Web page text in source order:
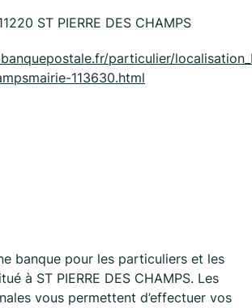
ST PIERRE DES CHAMPS
particulier/
113630.html
banque pour les particuliers et les
à ST PIERRE DES CHAMPS. Les
vous permettent d’effectuer vos